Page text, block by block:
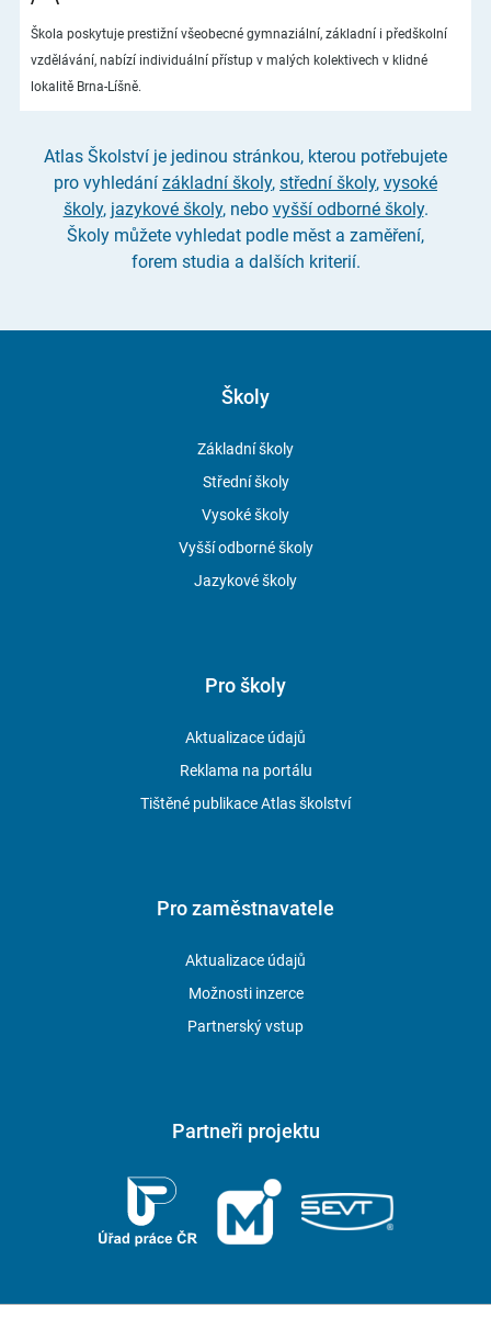
Škola poskytuje prestižní všeobecné gymnaziální, základní i předškolní
vzdělávání, nabízí individuální přístup v malých kolektivech v klidné
lokalitě Brna-Líšně.
Atlas Školství je jedinou stránkou, kterou potřebujete
pro vyhledání základní školy, střední školy, vysoké
školy, jazykové školy, nebo vyšší odborné školy.
Školy můžete vyhledat podle měst a zaměření,
forem studia a dalších kriterií.
Školy
Základní školy
Střední školy
Vysoké školy
Vyšší odborné školy
Jazykové školy
Pro školy
Aktualizace údajů
Reklama na portálu
Tištěné publikace Atlas školství
Pro zaměstnavatele
Aktualizace údajů
Možnosti inzerce
Partnerský vstup
Partneři projektu